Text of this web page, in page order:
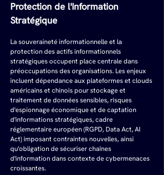
Protection de l'Information
Stratégique
La souveraineté informationnelle et la
protection des actifs informationnels
stratégiques occupent place centrale dans
préoccupations des organisations. Les enjeux
incluent dépendance aux plateformes et clouds
américains et chinois pour stockage et
traitement de données sensibles, risques
d'espionnage économique et de captation
d'informations stratégiques, cadre
réglementaire européen (RGPD, Data Act, AI
Act) imposant contraintes nouvelles, ainsi
qu'obligation de sécuriser chaînes
d'information dans contexte de cybermenaces
croissantes.